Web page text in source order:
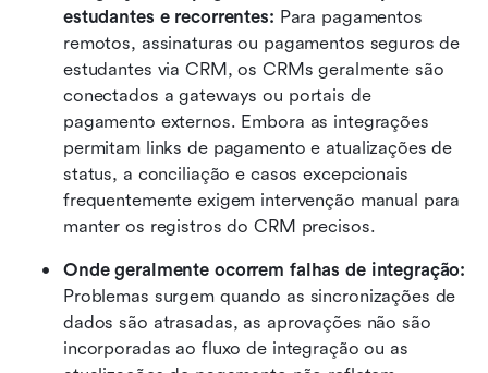
estudantes e recorrentes: Para pagamentos
remotos, assinaturas ou pagamentos seguros de
estudantes via CRM, os CRMs geralmente são
conectados a gateways ou portais de
pagamento externos. Embora as integrações
permitam links de pagamento e atualizações de
status, a conciliação e casos excepcionais
frequentemente exigem intervenção manual para
manter os registros do CRM precisos.
Problemas surgem quando as sincronizações de
dados são atrasadas, as aprovações não são
incorporadas ao fluxo de integração ou as